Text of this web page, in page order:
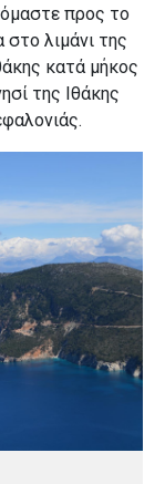
προς το
στο λιμάνι της
κατά μήκος
της Ιθάκης